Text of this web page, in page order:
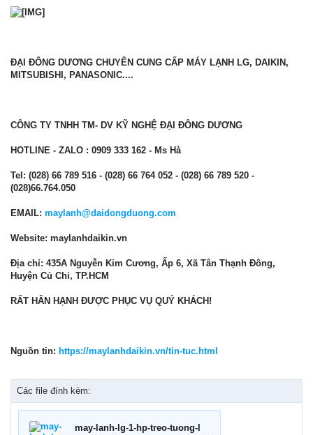
ĐẠI ĐÔNG DƯƠNG CHUYÊN CUNG CẤP MÁY LẠNH LG, DAIKIN,
MITSUBISHI, PANASONIC....
CÔNG TY TNHH TM- DV KỸ NGHỆ ĐẠI ĐÔNG DƯƠNG
HOTLINE - ZALO : 0909 333 162 - Ms Hà
Tel: (028) 66 789 516 - (028) 66 764 052 - (028) 66 789 520 -
(028)66.764.050
EMAIL: maylanh@daidongduong.com
Website: maylanhdaikin.vn
Địa chỉ: 435A Nguyễn Kim Cương, Ấp 6, Xã Tân Thạnh Đông,
Huyện Củ Chi, TP.HCM
RẤT HÂN HẠNH ĐƯỢC PHỤC VỤ QUÝ KHÁCH!
Nguồn tin: https://maylanhdaikin.vn/tin-tuc.html
Các file đính kèm: